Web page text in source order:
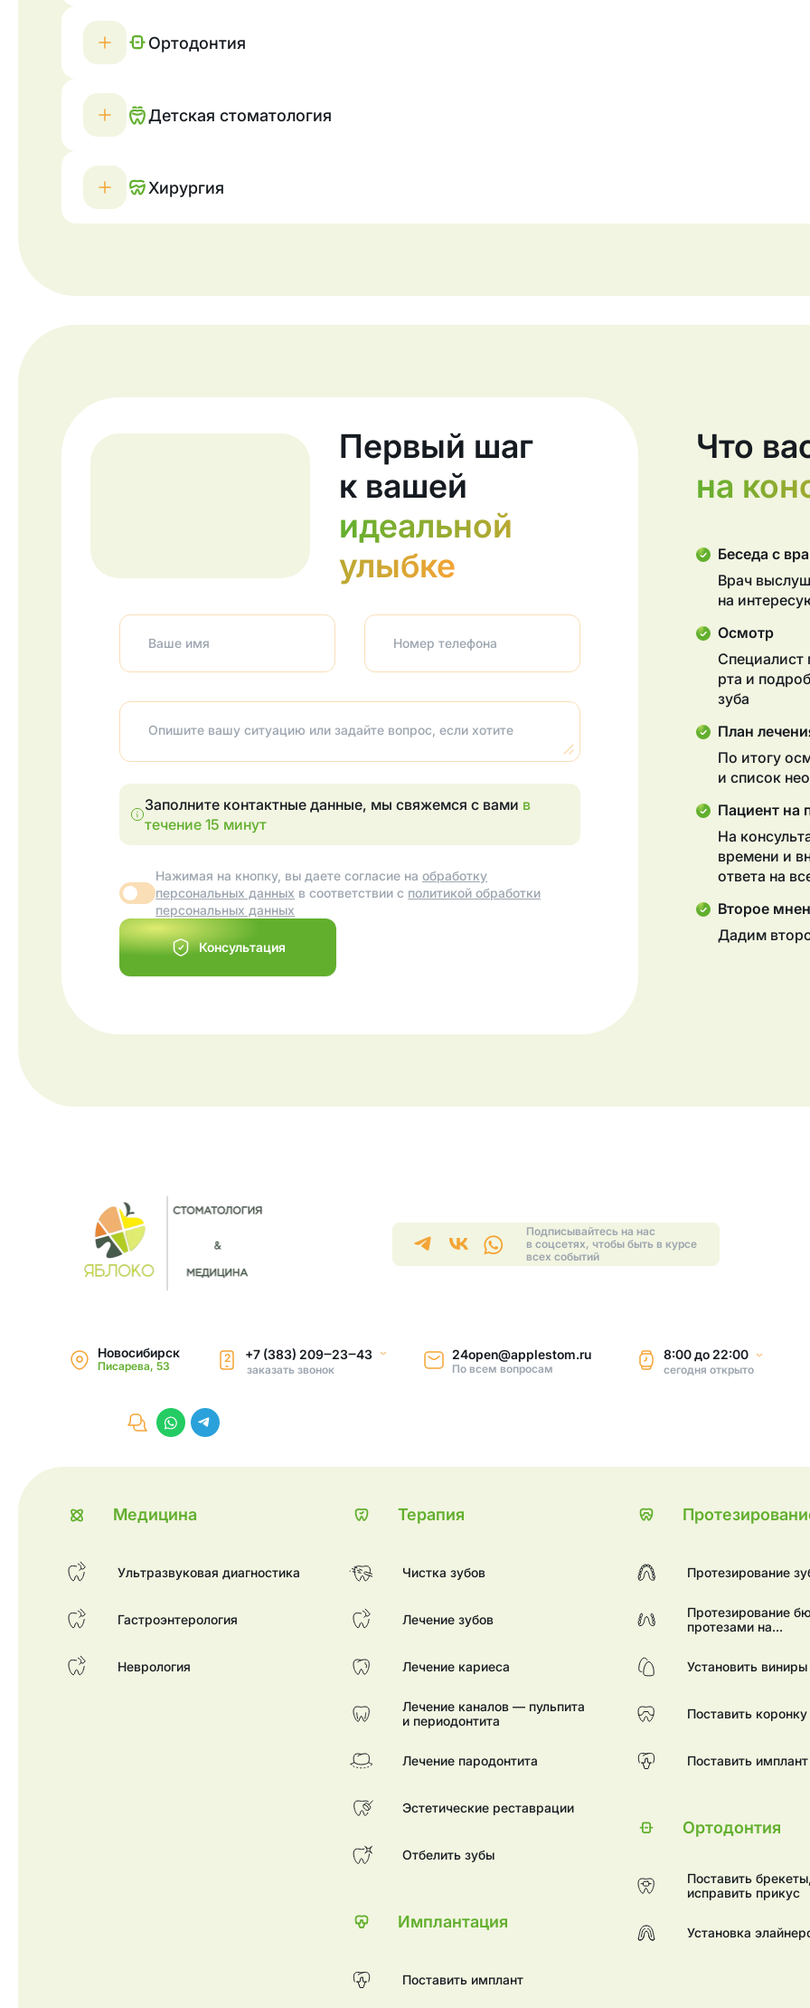
Ортодонтия
Детская стоматология
Хирургия
Первый шаг
к вашей
идеальной
улыбке
Ваше имя Номер телефона
Опишите вашу ситуацию или задайте вопрос, если хотите
Заполните контактные данные, мы свяжемся с вами в
течение 15 минут
Нажимая на кнопку, вы даете согласие наобработку
персональных данных в соответствии с политикой обработки
персональных данных
Консультация
Что
на
Беседа с
Врач
на
Осмотр
Специалист
рта и
зуба
План
По итогу
и список
Пациент на
На
времени и
ответа на
Второе
Дадим
Подписывайтесь на нас
в соцсетях, чтобы быть в курсе
всех событий
Новосибирск
Писарева, 53
2 +7 (383) 209‒23‒43
заказать звонок
24open@applestom.ru
По всем вопросам
8:00до22:00
сегодняоткрыто
Медицина
Ультразвуковая диагностика
Гастроэнтерология
Неврология
Терапия
Чистка зубов
Лечение зубов
Лечение кариеса
Лечение каналов — пульпита
и периодонтита
Лечение пародонтита
Эстетические реставрации
Отбелить зубы
Имплантация
Поставить имплант
Протезирование
Протезирование
протезами на
Установить виниры
Поставить коронку
Поставить имплант
Ортодонтия
Поставить брекеты,
исправить прикус
Установка